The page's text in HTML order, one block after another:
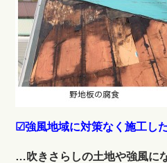
☑強風地域に対策なく施工し
…吹きさらしの土地や強風に